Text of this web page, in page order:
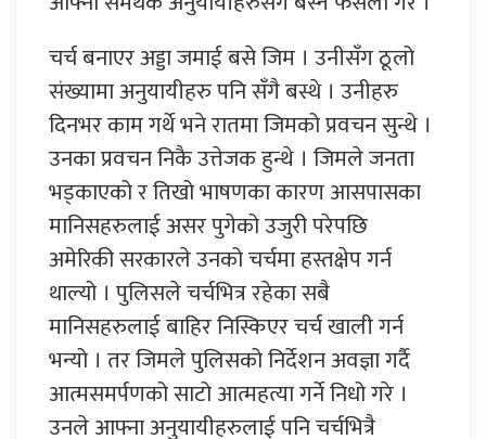
चर्च बनाएर अड्डा जमाई बसे जिम । उनीसँग ठूलो
संख्यामा अनुयायीहरु पनि सँगै बस्थे । उनीहरु
दिनभर काम गर्थे भने रातमा जिमको प्रवचन सुन्थे ।
उनका प्रवचन निकै उत्तेजक हुन्थे । जिमले जनता
भड्काएको र तिखो भाषणका कारण आसपासका
मानिसहरुलाई असर पुगेको उजुरी परेपछि
अमेरिकी सरकारले उनको चर्चमा हस्तक्षेप गर्न
थाल्यो । पुलिसले चर्चभित्र रहेका सबै
मानिसहरुलाई बाहिर निस्किएर चर्च खाली गर्न
भन्यो । तर जिमले पुलिसको निर्देशन अवज्ञा गर्दै
आत्मसमर्पणको साटो आत्महत्या गर्ने निधो गरे ।
उनले आफ्ना अनुयायीहरुलाई पनि चर्चभित्रै